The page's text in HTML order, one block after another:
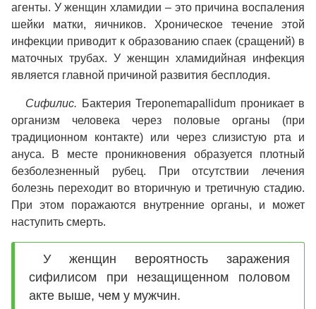
агенты. У женщин хламидии – это причина воспаления
шейки матки, яичников. Хроническое течение этой
инфекции приводит к образованию спаек (сращений) в
маточных трубах. У женщин хламидийная инфекция
является главной причиной развития бесплодия.
Сифилис. Бактерия Treponemapallidum проникает в
организм человека через половые органы (при
традиционном контакте) или через слизистую рта и
ануса. В месте проникновения образуется плотный
безболезненный рубец. При отсутствии лечения
болезнь переходит во вторичную и третичную стадию.
При этом поражаются внутренние органы, и может
наступить смерть.
У женщин вероятность заражения
сифилисом при незащищенном половом
акте выше, чем у мужчин.